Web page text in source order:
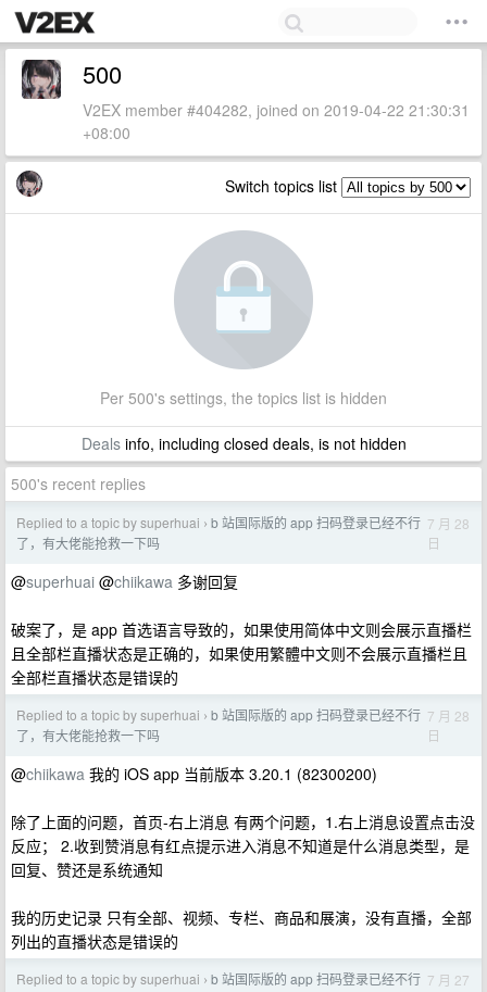
500
V2EX member #404282, joined on 2019-04-22 21:30:31
+08:00
Switch topics list
Per 500's settings, the topics list is hidden
Dealsinfo, including closed deals, is not hidden
500's recent replies
Replied to a topic by superhuai › b 站国际版的 app 扫码登录已经不行
了，有大佬能抢救一下吗
7 月 28
日
@superhuai @chiikawa 多谢回复
破案了，是 app 首选语言导致的，如果使用简体中文则会展示直播栏
且全部栏直播状态是正确的，如果使用繁體中文则不会展示直播栏且
全部栏直播状态是错误的
Replied to a topic by superhuai › b 站国际版的 app 扫码登录已经不行
了，有大佬能抢救一下吗
7 月 28
日
@chiikawa 我的 iOS app 当前版本 3.20.1 (82300200)
除了上面的问题，首页-右上消息 有两个问题，1.右上消息设置点击没
反应； 2.收到赞消息有红点提示进入消息不知道是什么消息类型，是
回复、赞还是系统通知
我的历史记录 只有全部、视频、专栏、商品和展演，没有直播，全部
列出的直播状态是错误的
Replied to a topic by superhuai › b 站国际版的 app 扫码登录已经不行 7 月 27